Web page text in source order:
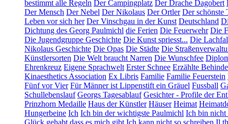
bestimmt alle Regeln Der Campingplatz Der Drache Dagobert
Der Mensch Der Nebel Der Nikolaus Der Ortler Der schönste
Leben vor sich her Der Vinschgau in der Kunst Deutschland
Dichtung des Georg Paulmichl die Ferien Die Feuerwehr Die
Die Jugendgruppe Geschichte Die Kunst spriesst... Die
Nikolaus Geschichte Die Opas Die Städte Die
Künstlersorten Die Welt braucht Narren Die Wunschfee
Ehrenkreuz Eigene Sprachwelt Erster Schnee Erzählte
Kinaesthetics Association Ex Libris Familie Familie Feuerstein
Fünf vor Vier Für Männer ist Lippenstift ein Gräuel Fussball
Schullebenslauf Georgs Tagesablauf Gesichter - Profile der
Prinzhorn Medaille Haus der Künstler Häuser Heimat
Hungerbeine Ich Ich bin der wichtigste Paulmichl Ich bin nicht
Glück gehabt dass es mich gibt Ich kann nicht so schreiben Il